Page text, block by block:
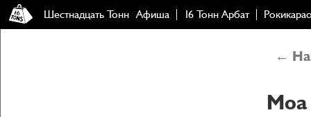
Шестнадцать Тонн Афиша 16 Тонн Арбат
←